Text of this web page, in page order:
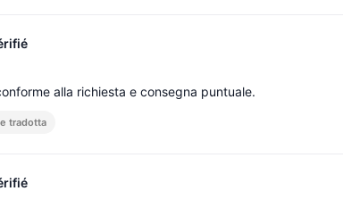
alla richiesta e consegna puntuale.
tradotta